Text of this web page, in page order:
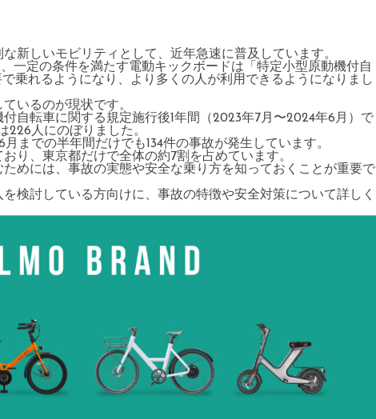
新しいモビリティとして、近年急速に普及しています。
一定の条件を満たす電動キックボードは「特定小型原動機付自
乗れるようになり、より多くの人が利用できるようになりまし
いるのが現状です。
自転車に関する規定施行後1年間（2023年7月〜2024年6月）で
226人にのぼりました。
までの半年間だけでも134件の事故が発生しています。
り、東京都だけで全体の約7割を占めています。
めには、事故の実態や安全な乗り方を知っておくことが重要で
検討している方向けに、事故の特徴や安全対策について詳しく